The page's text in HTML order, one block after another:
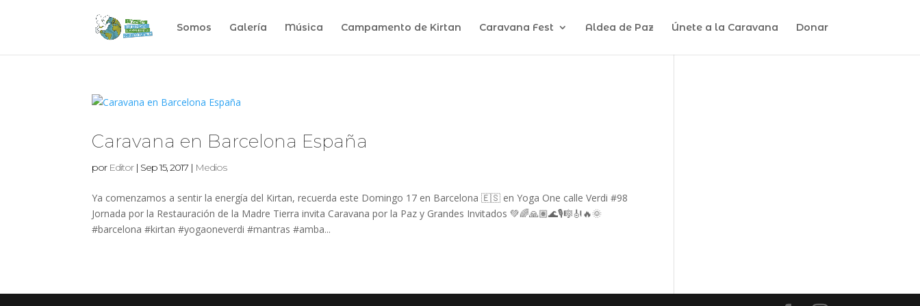
Somos Galería Música Campamento de Kirtan Caravana Fest Aldea de Paz Únete a la Caravana Donar
Caravana en Barcelona España
por Editor| Sep 15, 2017 | Medios
Ya comenzamos a sentir la energía del Kirtan, recuerda este Domingo 17 en Barcelona 🇪🇸 en Yoga One calle Verdi #98
Jornada por la Restauración de la Madre Tierra invita Caravana por la Paz y Grandes Invitados 💚🌈🙏🏽🌊🎙🎼🎻🔥🌞
#barcelona #kirtan #yogaoneverdi #mantras #amba...